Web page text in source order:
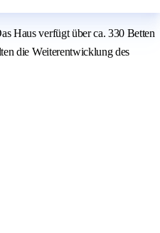
Haus verfügt über ca. 330 Betten
die Weiterentwicklung des